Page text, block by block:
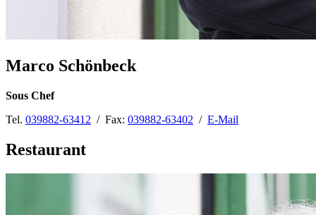
Marco Schönbeck
Sous Chef
Tel. 039882-63412 / Fax: 039882-63402 / E-Mail
Restaurant